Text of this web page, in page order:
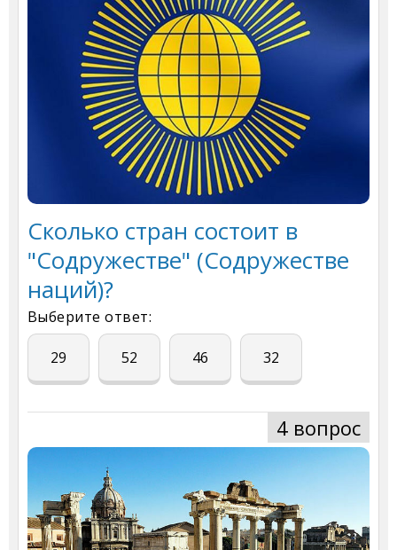
Сколько стран состоит в
"Содружестве" (Содружестве
наций)?
Выберите ответ:
29 52 46 32
4 вопрос